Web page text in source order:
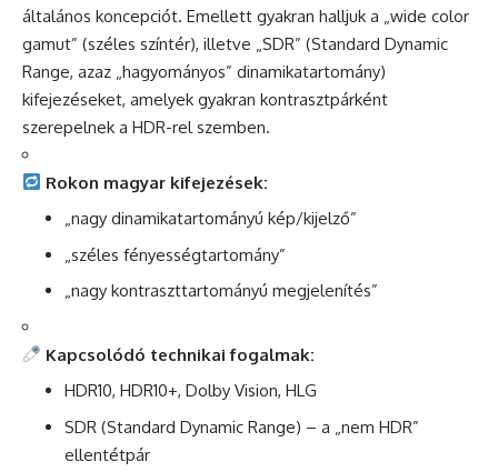
általános koncepciót. Emellett gyakran halljuk a „wide color
gamut” (széles színtér), illetve „SDR” (Standard Dynamic
Range, azaz „hagyományos” dinamikatartomány)
kifejezéseket, amelyek gyakran kontrasztpárként
szerepelnek a HDR-rel szemben.
Rokon magyar kifejezések:
„nagy dinamikatartományú kép/kijelző”
„széles fényességtartomány”
„nagy kontraszttartományú megjelenítés”
Kapcsolódó technikai fogalmak:
HDR10, HDR10+, Dolby Vision, HLG
SDR (Standard Dynamic Range) – a „nem HDR”
ellentétpár